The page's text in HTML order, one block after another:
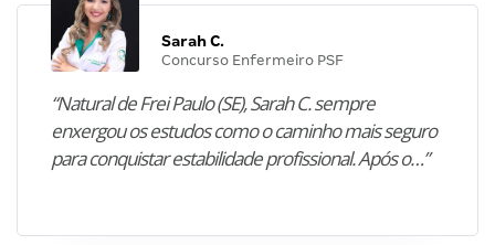
Sarah C.
Concurso Enfermeiro PSF
“Natural de Frei Paulo (SE), Sarah C. sempre
enxergou os estudos como o caminho mais seguro
para conquistar estabilidade profissional. Após o…”